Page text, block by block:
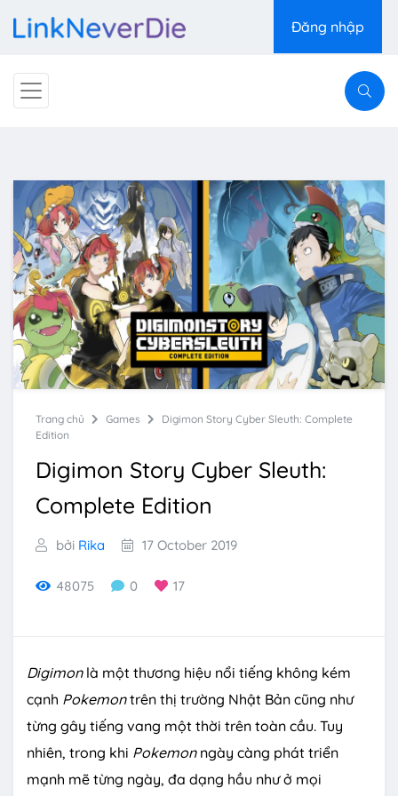
Đăng nhập
Trang chủ Games
Digimon Story Cyber Sleuth: Complete
Edition
Digimon Story Cyber Sleuth:
Complete Edition
bởi Rika 17 October 2019
48075 0 17
Digimonlà một thương hiệu nổi tiếng không kém
cạnh Pokemontrên thị trường Nhật Bản cũng như
từng gây tiếng vang một thời trên toàn cầu. Tuy
nhiên, trong khi Pokemon ngày càng phát triển
mạnh mẽ từng ngày, đa dạng hầu như ở mọi